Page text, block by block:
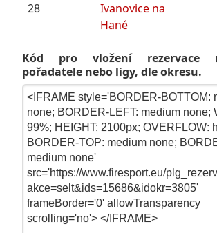
28
Ivanovice na
Hané
Kód pro vložení rezervace
pořadatele nebo ligy, dle okresu.